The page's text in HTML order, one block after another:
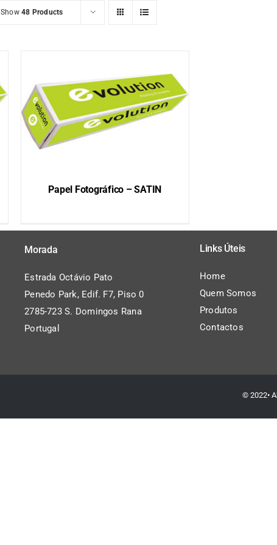
Show48 Products
Papel Fotográfico – SATIN
Morada
Estrada Octávio Pato
Penedo Park, Edif. F7, Piso 0
2785-723 S. Domingos Rana
Portugal
Links Úteis
Home
Quem Somos
Produtos
Contactos
© 2022•